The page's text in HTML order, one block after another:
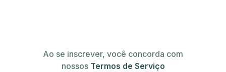
Ao se inscrever, você concorda com
nossos Termos de Serviço